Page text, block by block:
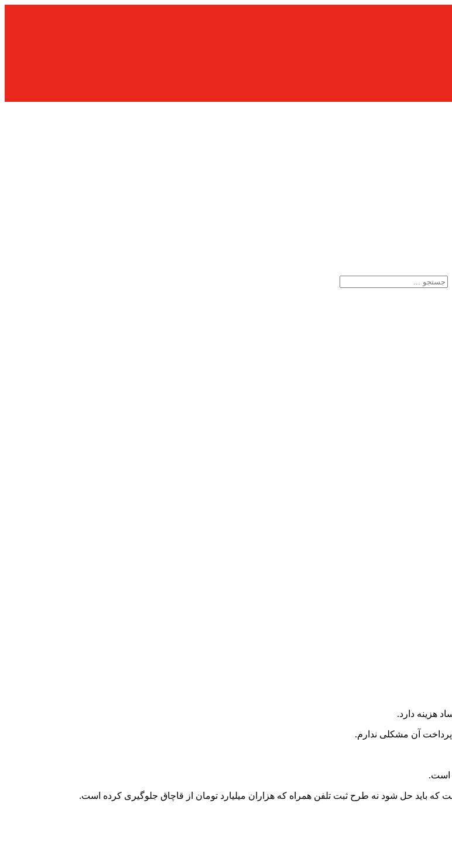
هزینه دارد.
پرداخت آن مشکلی ندارم.
است.
باید حل شود نه طرح ثبت تلفن همراه که هزاران میلیارد تومان از قاچاق جلوگیری کرده است.